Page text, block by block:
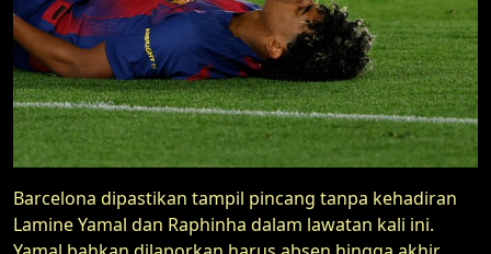
Barcelona dipastikan tampil pincang tanpa kehadiran
Lamine Yamal dan Raphinha dalam lawatan kali ini.